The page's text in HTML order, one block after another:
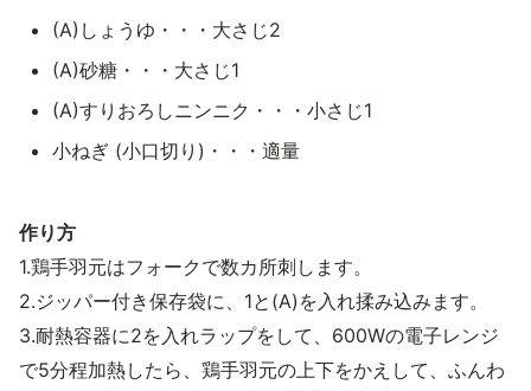
(A)しょうゆ・・・大さじ2
(A)砂糖・・・大さじ1
(A)すりおろしニンニク・・・小さじ1
小ねぎ (小口切り)・・・適量
作り方
1.鶏手羽元はフォークで数カ所刺します。
2.ジッパー付き保存袋に、1と(A)を入れ揉み込みます。
3.耐熱容器に2を入れラップをして、600Wの電子レンジ
で5分程加熱したら、鶏手羽元の上下をかえして、ふんわ